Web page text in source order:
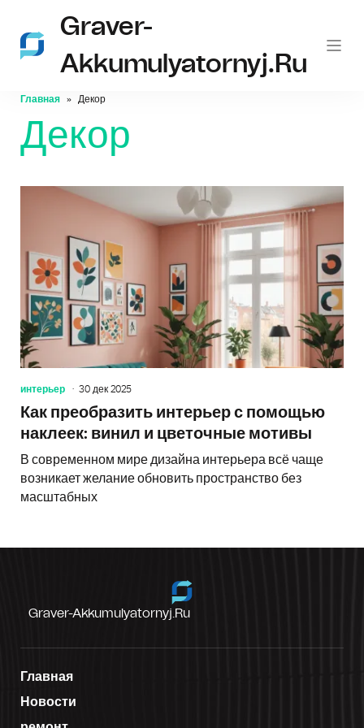
Graver-
Akkumulyatornyj.ru
Главная Декор
Декор
интерьер 30 дек 2025
Как преобразить интерьер с помощью
наклеек: винил и цветочные мотивы
В современном мире дизайна интерьера всё чаще
возникает желание обновить пространство без
масштабных
Graver-Akkumulyatornyj.ru
Главная
Новости